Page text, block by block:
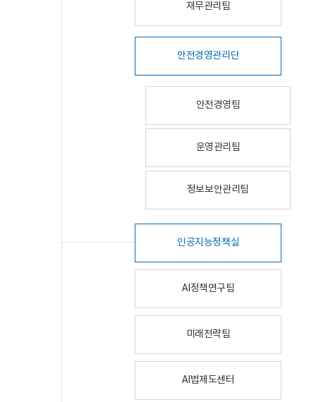
재무관리팀
안전경영관리단
안전경영팀
운영관리팀
정보보안관리팀
인공지능정책실
AI정책연구팀
미래전략팀
AI법제도센터